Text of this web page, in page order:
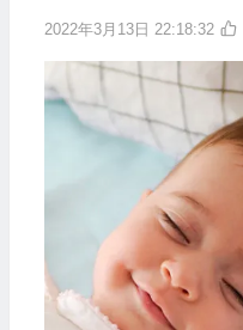
2022年3月13日 22:18:32